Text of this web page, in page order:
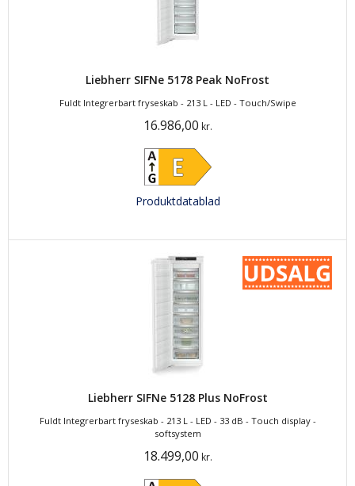
Liebherr SIFNe 5178 Peak NoFrost
Fuldt Integrerbart fryseskab - 213 L - LED - Touch/Swipe
16.986,00 kr.
Produktdatablad
Liebherr SIFNe 5128 Plus NoFrost
Fuldt Integrerbart fryseskab - 213 L - LED - 33 dB - Touch display -
softsystem
18.499,00 kr.